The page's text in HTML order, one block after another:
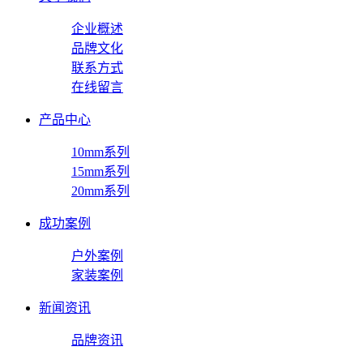
企业概述
品牌文化
联系方式
在线留言
产品中心
10mm系列
15mm系列
20mm系列
成功案例
户外案例
家装案例
新闻资讯
品牌资讯